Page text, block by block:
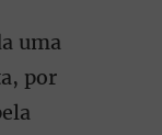
uma
por